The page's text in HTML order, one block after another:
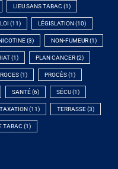
LIEU SANS TABAC (1)
LOI (11) LÉGISLATION (10)
(3) NON-FUMEUR(1)
(1) PLAN CANCER(2)
(1) PROCÈS(1)
SANTÉ(6) SÉCU(1)
TAXATION (11) TERRASSE(3)
TABAC (1)